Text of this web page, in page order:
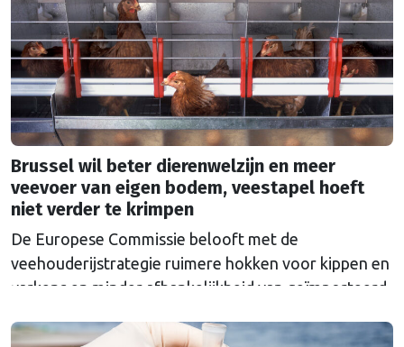
Brussel wil beter dierenwelzijn en meer
veevoer van eigen bodem, veestapel hoeft
niet verder te krimpen
De Europese Commissie belooft met de
veehouderijstrategie ruimere hokken voor kippen en
varkens en minder afhankelijkheid van geïmporteerd
succesverhaal en dat moet zo blijven, is de